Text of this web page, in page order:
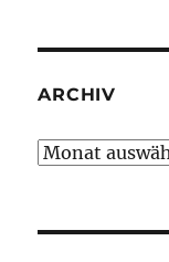
ARCHIV
Archiv